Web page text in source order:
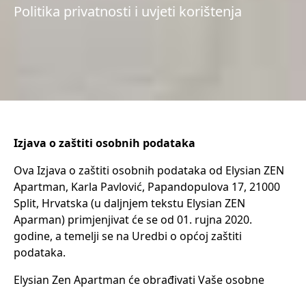
Politika privatnosti i uvjeti korištenja
Izjava o zaštiti osobnih podataka
Ova Izjava o zaštiti osobnih podataka od Elysian ZEN
Apartman, Karla Pavlović, Papandopulova 17, 21000
Split, Hrvatska (u daljnjem tekstu Elysian ZEN
Aparman) primjenjivat će se od 01. rujna 2020.
godine, a temelji se na Uredbi o općoj zaštiti
podataka.
Elysian Zen Apartman će obrađivati Vaše osobne